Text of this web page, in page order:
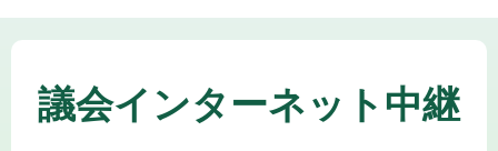
議会インターネット中継